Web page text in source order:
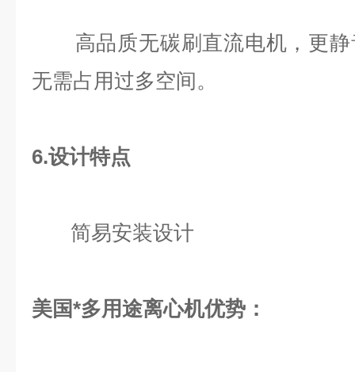
高品质无碳刷直流电机，更静
无需占用过多空间。
6.设计特点
简易安装设计
美国*多用途离心机优势：